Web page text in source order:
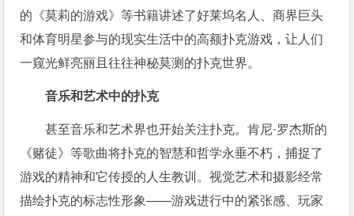
的《莫莉的游戏》等书籍讲述了好莱坞名人、商界巨头
和体育明星参与的现实生活中的高额扑克游戏，让人们
一窥光鲜亮丽且往往神秘莫测的扑克世界。
音乐和艺术中的扑克
甚至音乐和艺术界也开始关注扑克。肯尼·罗杰斯的
《赌徒》等歌曲将扑克的智慧和哲学永垂不朽，捕捉了
游戏的精神和它传授的人生教训。视觉艺术和摄影经常
描绘扑克的标志性形象——游戏进行中的紧张感、玩家